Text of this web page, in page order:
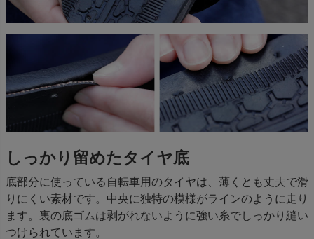
しっかり留めたタイヤ底
底部分に使っている自転車用のタイヤは、薄くとも丈夫で滑
りにくい素材です。中央に独特の模様がラインのように走り
ます。裏の底ゴムは剥がれないように強い糸でしっかり縫い
つけられています。